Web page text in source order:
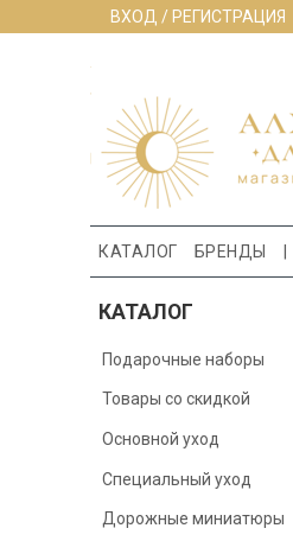
ВХОД / РЕГИСТРАЦИЯ
КАТАЛОГ БРЕНДЫ
КАТАЛОГ
Подарочные наборы
Товары со скидкой
Основной уход
Специальный уход
Дорожные миниатюры